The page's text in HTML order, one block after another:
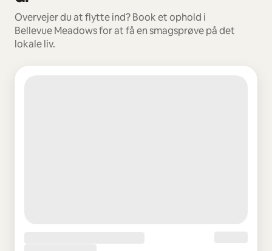
Overvejer du at flytte ind? Book et ophold i
Bellevue Meadows for at få en smagsprøve på det
lokale liv.